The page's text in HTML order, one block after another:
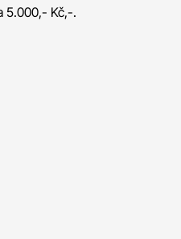
5.000,- Kč,-.